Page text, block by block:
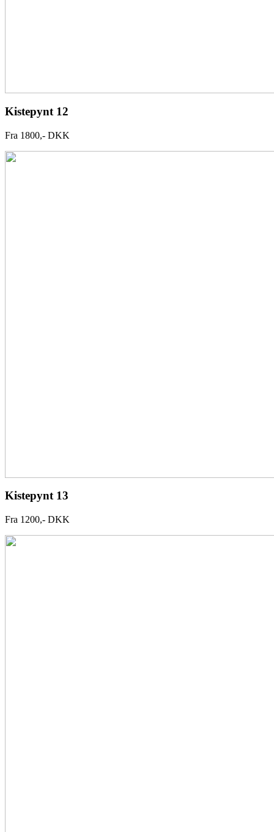
Kistepynt 12
Fra 1800,- DKK
Kistepynt 13
Fra 1200,- DKK